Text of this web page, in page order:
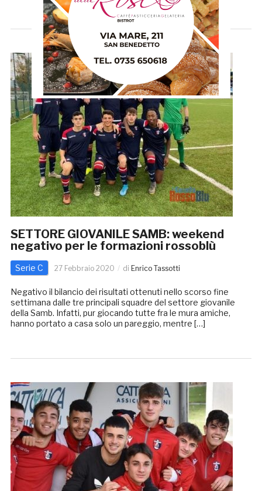
SETTORE GIOVANILE SAMB: weekend
negativo per le formazioni rossoblù
Serie C 27 Febbraio 2020 di Enrico Tassotti
Negativo il bilancio dei risultati ottenuti nello scorso fine
settimana dalle tre principali squadre del settore giovanile
della Samb. Infatti, pur giocando tutte fra le mura amiche,
hanno portato a casa solo un pareggio, mentre […]